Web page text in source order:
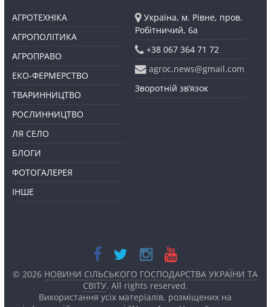
АГРОТЕХНІКА
АГРОПОЛІТИКА
АГРОПРАВО
ЕКО-ФЕРМЕРСТВО
ТВАРИННИЦТВО
РОСЛИННИЦТВО
ЛЯ СЕЛО
БЛОГИ
ФОТОГАЛЕРЕЯ
ІНШЕ
Україна, м. Рівне, пров.
Робітничий, 6а
+38 067 364 71 72
agroc.news@gmail.com
Зворотній зв’язок
© 2026 НОВИНИ СІЛЬСЬКОГО ГОСПОДАРСТВА УКРАЇНИ ТА
СВІТУ. All rights reserved.
Використання усіх матеріалів, розміщених на